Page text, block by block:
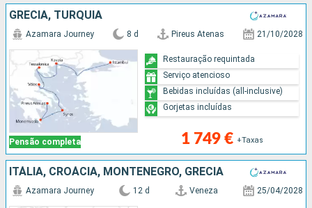
GRÉCIA, TURQUIA
Pensão completa
Azamara Journey 8 d Pireus Atenas 21/10/2028
1 749 € +Taxas
Restauração requintada
Serviço atencioso
Bebidas incluídas (all-inclusive)
Gorjetas incluídas
ITÁLIA, CROÁCIA, MONTENEGRO, GRÉCIA
Azamara Journey 12 d Veneza 25/04/2028